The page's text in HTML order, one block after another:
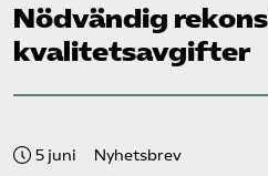
Nödvändig
kvalitetsavgifter
5 juni Nyhetsbrev